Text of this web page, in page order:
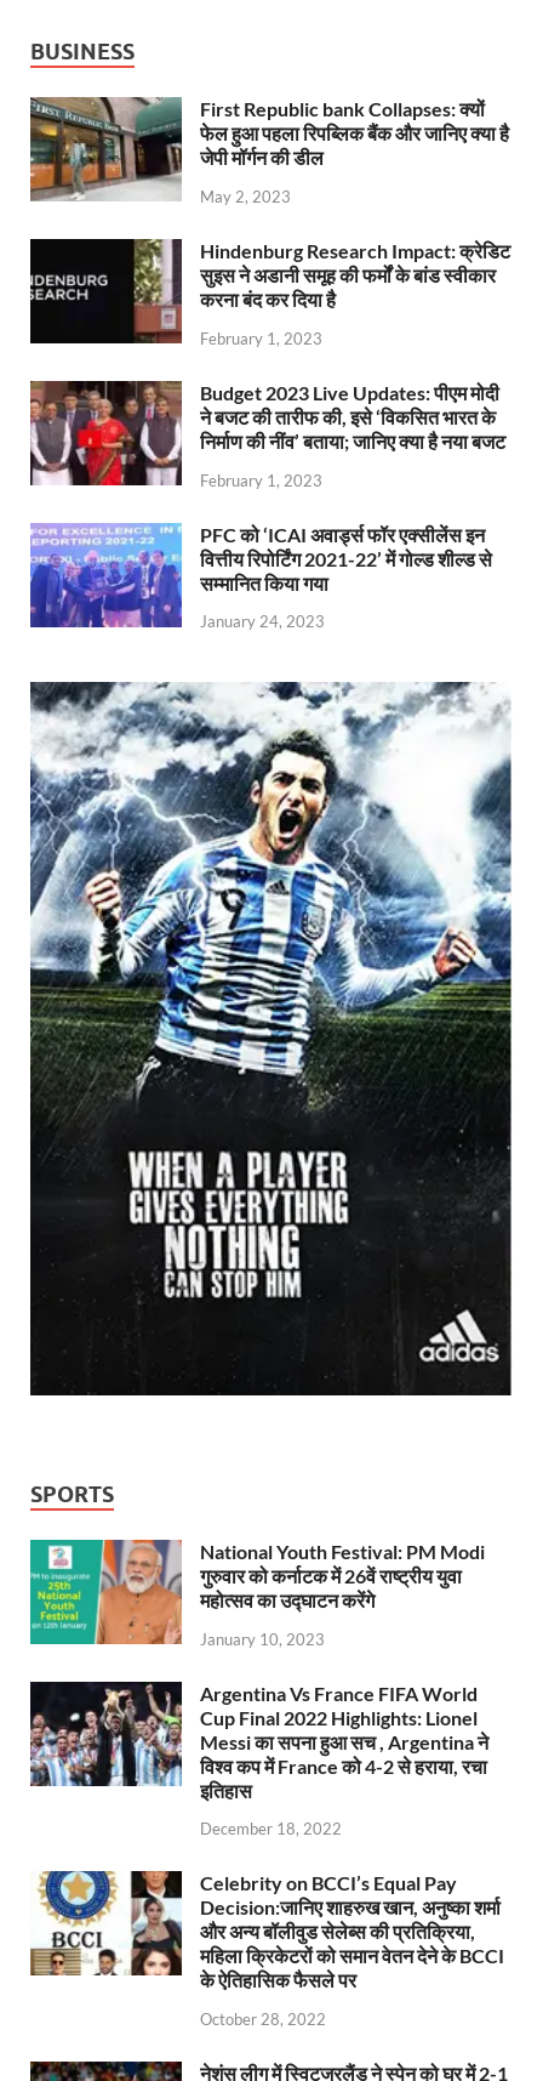
BUSINESS
First Republic bank Collapses: क्यों
फेल हुआ पहला रिपब्लिक बैंक और जानिए क्या है
जेपी मॉर्गन की डील
May 2, 2023
Hindenburg Research Impact: क्रेडिट
सुइस ने अडानी समूह की फर्मों के बांड स्वीकार
करना बंद कर दिया है
February 1, 2023
Budget 2023 Live Updates: पीएम मोदी
ने बजट की तारीफ की, इसे ‘विकसित भारत के
निर्माण की नींव’ बताया; जानिए क्या है नया बजट
February 1, 2023
PFC को ‘ICAI अवार्ड्स फॉर एक्सीलेंस इन
वित्तीय रिपोर्टिंग 2021-22’ में गोल्ड शील्ड से
सम्मानित किया गया
January 24, 2023
SPORTS
National Youth Festival: PM Modi
गुरुवार को कर्नाटक में 26वें राष्ट्रीय युवा
महोत्सव का उद्घाटन करेंगे
January 10, 2023
Argentina Vs France FIFA World
Cup Final 2022 Highlights: Lionel
Messi का सपना हुआ सच , Argentina ने
विश्व कप में France को 4-2 से हराया, रचा
इतिहास
December 18, 2022
Celebrity on BCCI’s Equal Pay
Decision:जानिए शाहरुख खान, अनुष्का शर्मा
और अन्य बॉलीवुड सेलेब्स की प्रतिक्रिया,
महिला क्रिकेटरों को समान वेतन देने के BCCI
के ऐतिहासिक फैसले पर
October 28, 2022
नेशंस लीग में स्विटजरलैंड ने स्पेन को घर में 2-1